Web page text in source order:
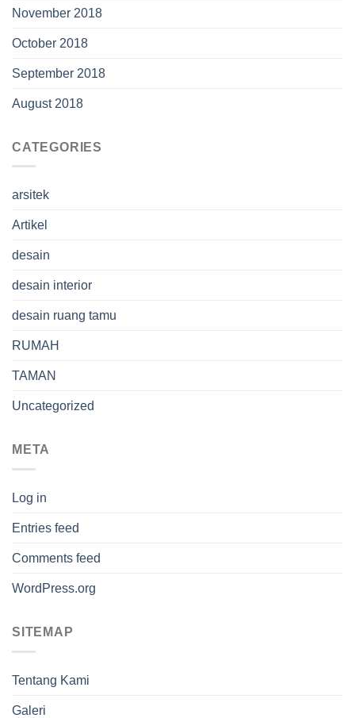
November 2018
October 2018
September 2018
August 2018
CATEGORIES
arsitek
Artikel
desain
desain interior
desain ruang tamu
RUMAH
TAMAN
Uncategorized
META
Log in
Entries feed
Comments feed
WordPress.org
SITEMAP
Tentang Kami
Galeri